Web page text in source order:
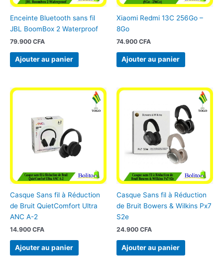
Enceinte Bluetooth sans fil
JBL BoomBox 2 Waterproof
79.900 CFA
Ajouter au panier
Xiaomi Redmi 13C 256Go –
8Go
74.900 CFA
Ajouter au panier
Casque Sans fil à Réduction
de Bruit QuietComfort Ultra
ANC A-2
14.900 CFA
Ajouter au panier
Casque Sans fil à Réduction
de Bruit Bowers & Wilkins Px7
S2e
24.900 CFA
Ajouter au panier